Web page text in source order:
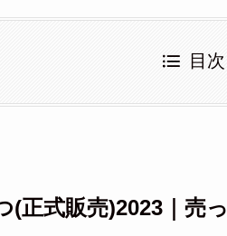
目次
(正式販売)2023｜売